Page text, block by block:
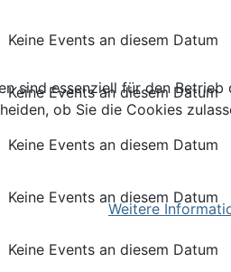
Keine Events an diesem Datum
Keine Events an diesem Datum
Keine Events an diesem Datum
Keine Events an diesem Datum
Keine Events an diesem Datum
sind essenziell für den
ob Sie die Cookies
Weitere